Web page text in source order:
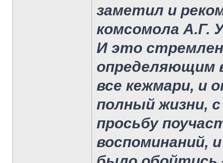
заметил и
комсомола А.Г.
И это
определяющим
все кежмари, и
полный жизни,
просьбу
воспоминаний,